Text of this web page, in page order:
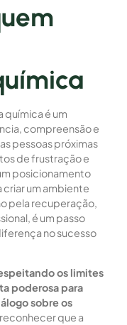
é um
compreensão e
pessoas próximas
de frustração e
posicionamento
criar um ambiente
pela recuperação,
é um passo
no sucesso
os limites
poderosa para
sobre os
que a